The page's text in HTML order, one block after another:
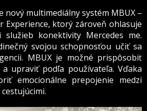
nový multimediálny systém MBUX –
Experience, ktorý zároveň ohlasuje
konektivity Mercedes me.
svojou schopnosťou učiť sa
MBUX je možné prispôsobiť
upraviť podľa používateľa. Vďaka
emocionálne prepojenie medzi